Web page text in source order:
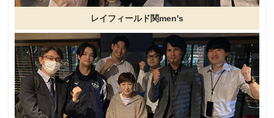
レイフィールド関men's